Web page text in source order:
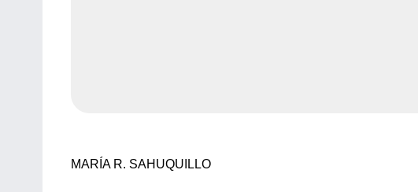
MARÍA R. SAHUQUILLO